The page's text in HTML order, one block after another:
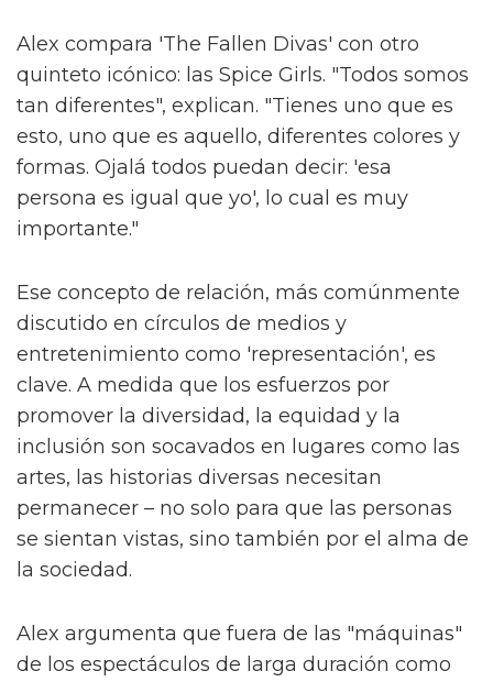
Alex compara 'The Fallen Divas' con otro
quinteto icónico: las Spice Girls. "Todos somos
tan diferentes", explican. "Tienes uno que es
esto, uno que es aquello, diferentes colores y
formas. Ojalá todos puedan decir: 'esa
persona es igual que yo', lo cual es muy
importante."
Ese concepto de relación, más comúnmente
discutido en círculos de medios y
entretenimiento como 'representación', es
clave. A medida que los esfuerzos por
promover la diversidad, la equidad y la
inclusión son socavados en lugares como las
artes, las historias diversas necesitan
permanecer – no solo para que las personas
se sientan vistas, sino también por el alma de
la sociedad.
Alex argumenta que fuera de las "máquinas"
de los espectáculos de larga duración como